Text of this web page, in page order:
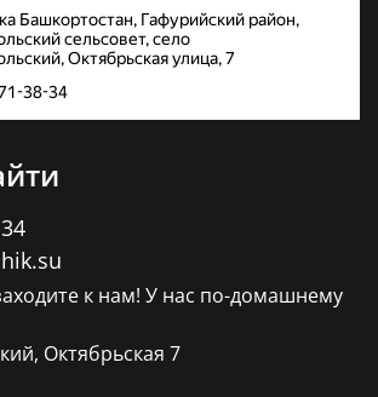
к нам! У нас по-домашнему
Октябрьская 7